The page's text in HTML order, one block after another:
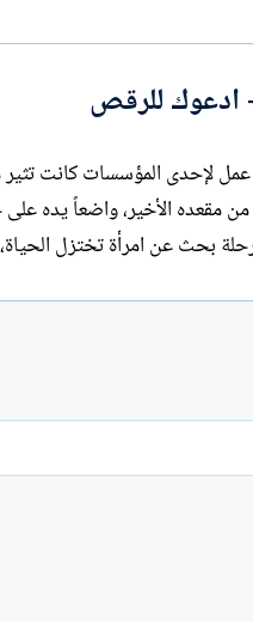
خ
ل
ش
ا
ء
ادعوك للرقص
لإحدى المؤسسات كانت
من مقعده الأخير، واضعاً يده
عن امرأة تختزل الحياة، دائمة